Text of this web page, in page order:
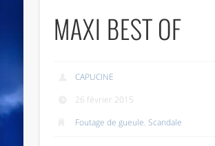
MAXI BEST OF
CAPUCINE
26 février 2015
Foutage de gueule,Scandale